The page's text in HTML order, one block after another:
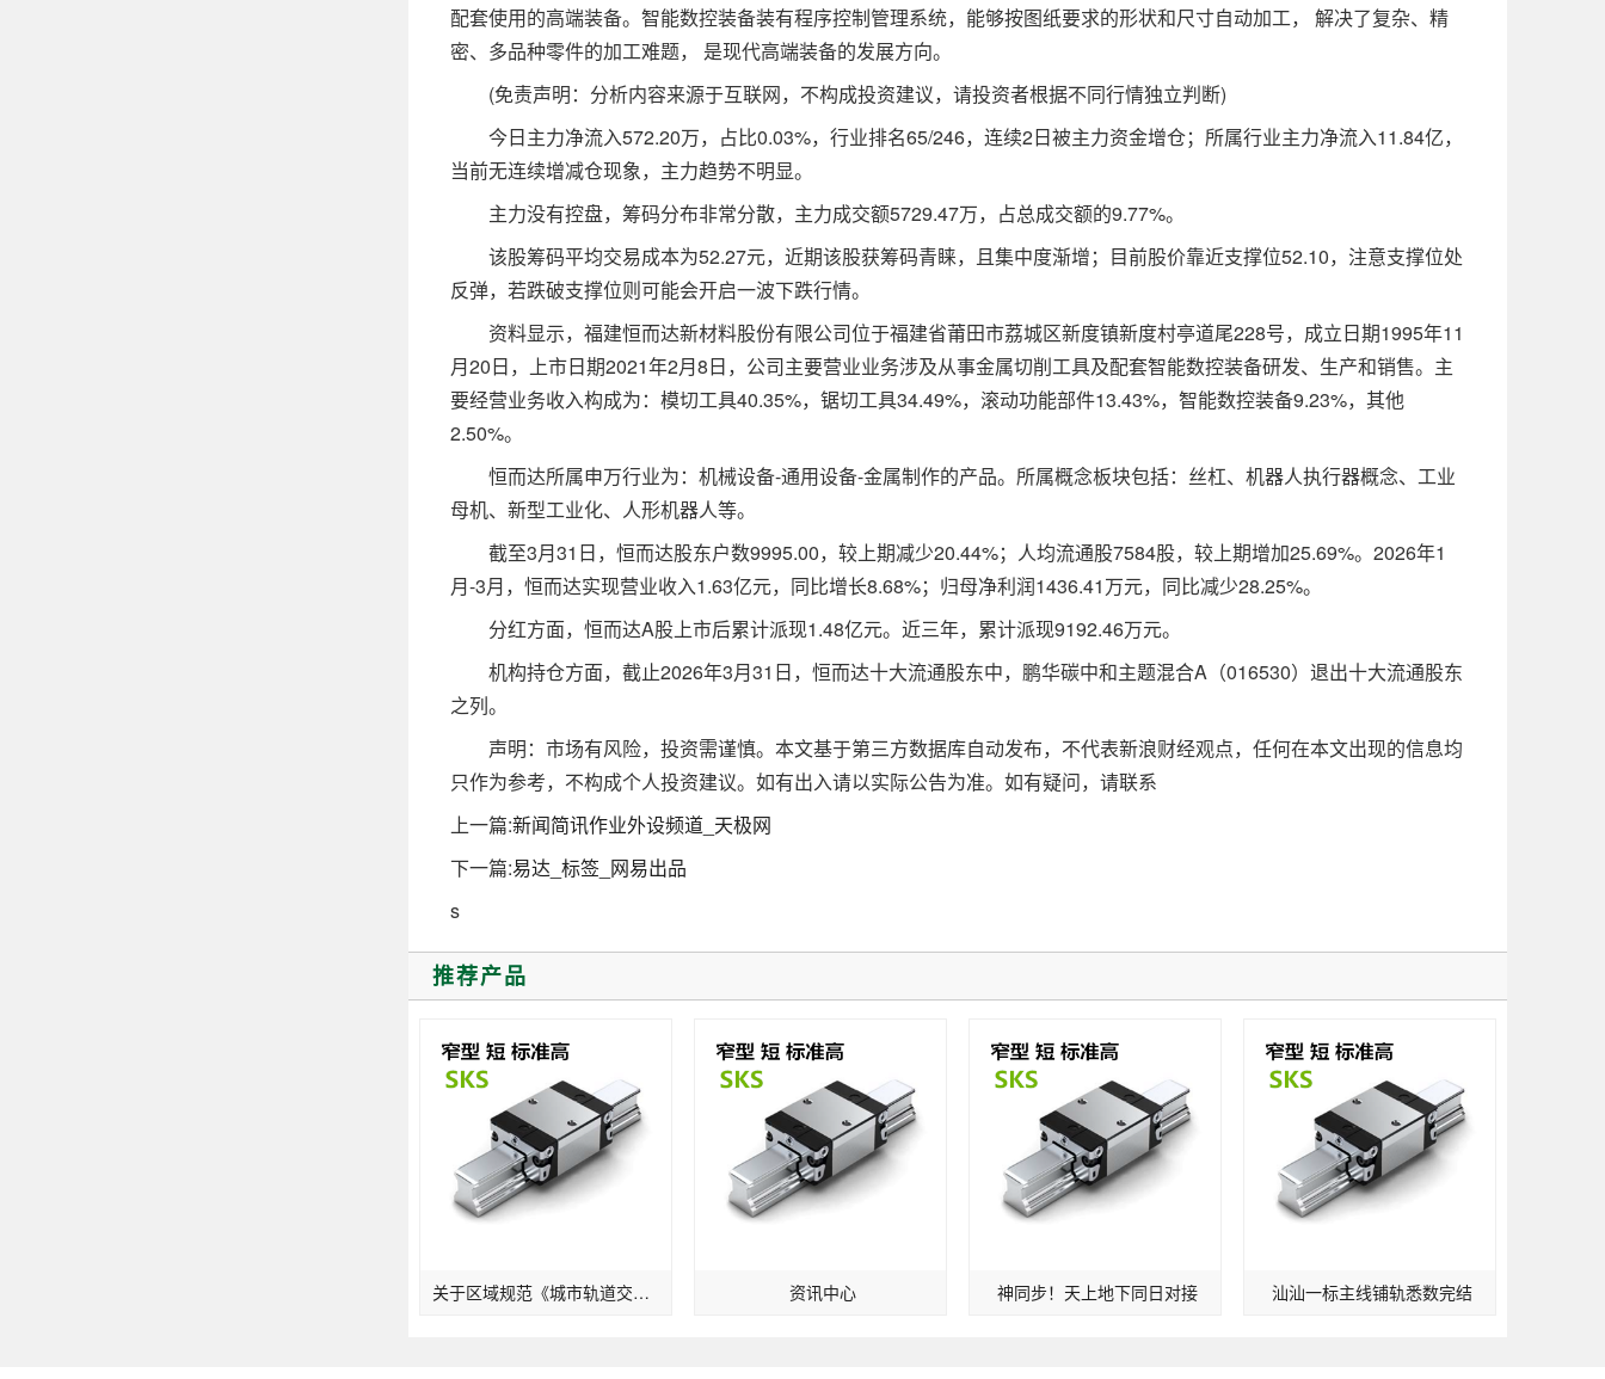
配套使用的高端装备。智能数控装备装有程序控制管理系统，能够按图纸要求的形状和尺寸自动加工， 解决了复杂、精
密、多品种零件的加工难题， 是现代高端装备的发展方向。
(免责声明：分析内容来源于互联网，不构成投资建议，请投资者根据不同行情独立判断)
今日主力净流入572.20万，占比0.03%，行业排名65/246，连续2日被主力资金增仓；所属行业主力净流入11.84亿，
当前无连续增减仓现象，主力趋势不明显。
主力没有控盘，筹码分布非常分散，主力成交额5729.47万，占总成交额的9.77%。
该股筹码平均交易成本为52.27元，近期该股获筹码青睐，且集中度渐增；目前股价靠近支撑位52.10，注意支撑位处
反弹，若跌破支撑位则可能会开启一波下跌行情。
资料显示，福建恒而达新材料股份有限公司位于福建省莆田市荔城区新度镇新度村亭道尾228号，成立日期1995年11
月20日，上市日期2021年2月8日，公司主要营业业务涉及从事金属切削工具及配套智能数控装备研发、生产和销售。主
要经营业务收入构成为：模切工具40.35%，锯切工具34.49%，滚动功能部件13.43%，智能数控装备9.23%，其他
2.50%。
恒而达所属申万行业为：机械设备-通用设备-金属制作的产品。所属概念板块包括：丝杠、机器人执行器概念、工业
母机、新型工业化、人形机器人等。
截至3月31日，恒而达股东户数9995.00，较上期减少20.44%；人均流通股7584股，较上期增加25.69%。2026年1
月-3月，恒而达实现营业收入1.63亿元，同比增长8.68%；归母净利润1436.41万元，同比减少28.25%。
分红方面，恒而达A股上市后累计派现1.48亿元。近三年，累计派现9192.46万元。
机构持仓方面，截止2026年3月31日，恒而达十大流通股东中，鹏华碳中和主题混合A（016530）退出十大流通股东
之列。
声明：市场有风险，投资需谨慎。本文基于第三方数据库自动发布，不代表新浪财经观点，任何在本文出现的信息均
只作为参考，不构成个人投资建议。如有出入请以实际公告为准。如有疑问，请联系
上一篇:新闻简讯作业外设频道_天极网
下一篇:易达_标签_网易出品
s
推荐产品
关于区域规范《城市轨道交通车地通讯漏泄波导技能规范》揭露征求定见的告诉 资讯中心 神同步！天上地下同日对接 汕汕一标主线铺轨悉数完结